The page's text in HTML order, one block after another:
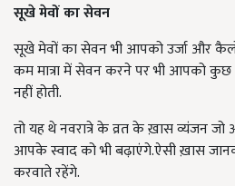
सूखेमेवोंकासेवन
सूखे मेवों का सेवन भी आपको उर्जा और
कम मात्रा में सेवन करने पर भी आपको
नहीं होती.
तो यह थे नवरात्रे के व्रत के ख़ास व्यंजन
आपके स्वाद को भी बढ़ाएंगे.ऐसी ख़ास
करवाते रहेंगे.